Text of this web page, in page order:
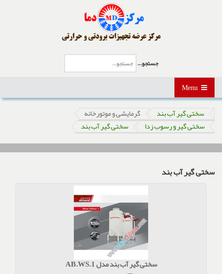
جستجو...
سختی گیر آب بند
گرمایشی و موتورخانه
سختی گیر و رسوب زدا
سختی گیر آب بند
سختی گیر آب بند
سختی گیر آب بند مدل AB.WS.1